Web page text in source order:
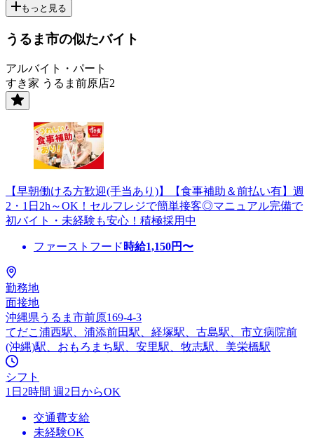
もっと見る
うるま市の似たバイト
アルバイト・パート
すき家 うるま前原店2
【早朝働ける方歓迎(手当あり)】【食事補助＆前払い有】週
2・1日2h～OK！セルフレジで簡単接客◎マニュアル完備で
初バイト・未経験も安心！積極採用中
ファーストフード 時給1,150円〜
勤務地
面接地
沖縄県うるま市前原169-4-3
てだこ浦西駅、浦添前田駅、経塚駅、古島駅、市立病院前
(沖縄)駅、おもろまち駅、安里駅、牧志駅、美栄橋駅
シフト
1日2時間 週2日からOK
交通費支給
未経験OK